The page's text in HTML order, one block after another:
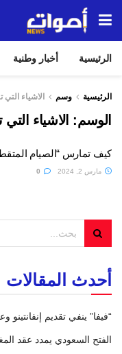
الرئيسية أخبار وطنية
الرئيسية وسم الاشياء
الوسم: الاشياء
كيف تمارس “الصيام
مارس 2, 2024
أحدث المقالات
“فيفا” ينفي تقديم إنفانتينو
الفتح السعودي يمدد عقد